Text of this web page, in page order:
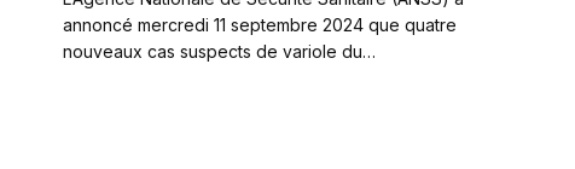
annoncé mercredi 11 septembre 2024 que quatre
nouveaux cas suspects de variole du…